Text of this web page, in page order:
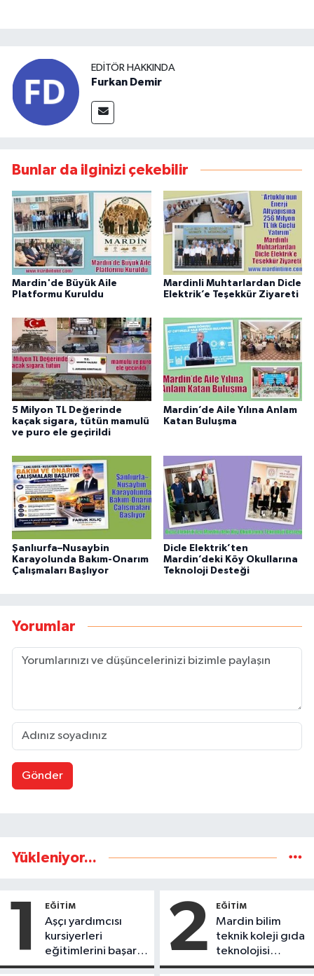
EDITÖR HAKKINDA
Furkan Demir
Bunlar da ilginizi çekebilir
Mardin'de Büyük Aile
Platformu Kuruldu
Mardinli Muhtarlardan Dicle
Elektrik’e Teşekkür Ziyareti
5 Milyon TL Değerinde
kaçak sigara, tütün mamulü
ve puro ele geçirildi
Mardin’de Aile Yılına Anlam
Katan Buluşma
Şanlıurfa–Nusaybin
Karayolunda Bakım-Onarım
Çalışmaları Başlıyor
Dicle Elektrik’ten
Mardin’deki Köy Okullarına
Teknoloji Desteği
Yorumlar
Gönder
Yükleniyor...
1 EĞİTİM
Aşçı yardımcısı
kursiyerleri
eğitimlerini başarı
ile tamamladı
2 EĞİTİM
Mardin bilim
teknik koleji gıda
teknolojisi
öğrencileri